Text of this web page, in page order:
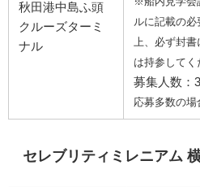
秋田港中島ふ頭
クルーズターミ
ナル
ルに記載の
上、必ず封
は持参してく
募集人数：
応募多数の場
セレブリティミレニアム